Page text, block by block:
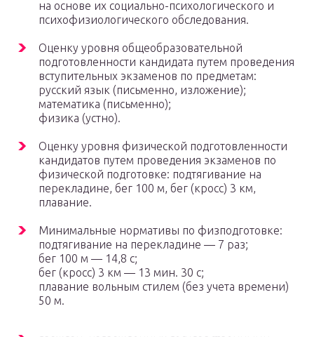
на основе их социально-психологического и
психофизиологического обследования.
Оценку уровня общеобразовательной
подготовленности кандидата путем проведения
вступительных экзаменов по предметам:
русский язык (письменно, изложение);
математика (письменно);
физика (устно).
Оценку уровня физической подготовленности
кандидатов путем проведения экзаменов по
физической подготовке: подтягивание на
перекладине, бег 100 м, бег (кросс) 3 км,
плавание.
Минимальные нормативы по физподготовке:
подтягивание на перекладине — 7 раз;
бег 100 м — 14,8 с;
бег (кросс) 3 км — 13 мин. 30 с;
плавание вольным стилем (без учета времени)
50 м.